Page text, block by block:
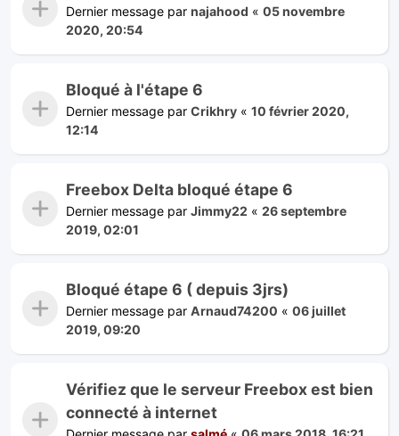
Dernier message par najahood « 05 novembre
2020, 20:54
Bloqué à l'étape 6
Dernier message par Crikhry « 10 février 2020,
12:14
Freebox Delta bloqué étape 6
Dernier message par Jimmy22 « 26 septembre
2019, 02:01
Bloqué étape 6 ( depuis 3jrs)
Dernier message par Arnaud74200 « 06 juillet
2019, 09:20
Vérifiez que le serveur Freebox est bien
connecté à internet